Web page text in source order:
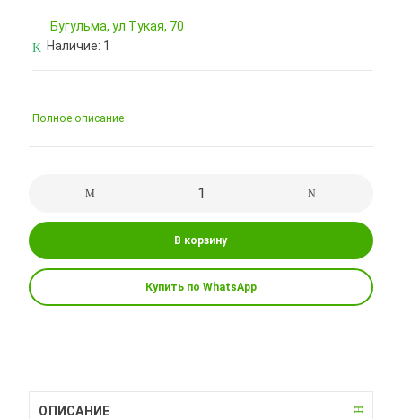
Бугульма, ул.Тукая, 70
Наличие: 1
Полное описание
В корзину
Купить по WhatsApp
ОПИСАНИЕ